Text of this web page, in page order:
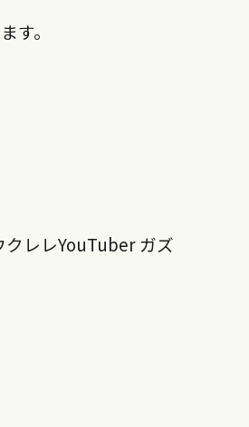
す。
クレレYouTuber ガズ